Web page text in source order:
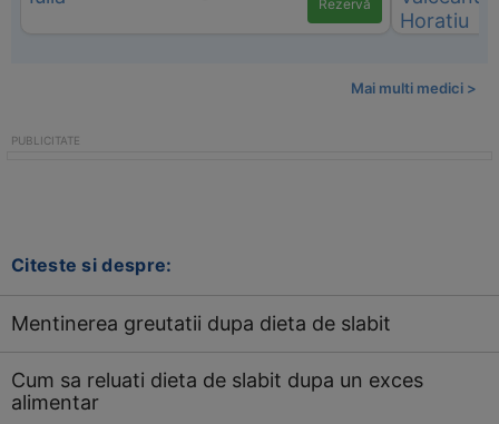
Rezervă
Mai multi medici >
Citeste si despre:
Mentinerea greutatii dupa dieta de slabit
Cum sa reluati dieta de slabit dupa un exces
alimentar